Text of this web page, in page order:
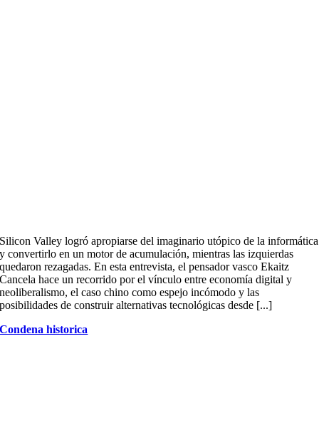
Silicon Valley logró apropiarse del imaginario utópico de la informática
y convertirlo en un motor de acumulación, mientras las izquierdas
quedaron rezagadas. En esta entrevista, el pensador vasco Ekaitz
Cancela hace un recorrido por el vínculo entre economía digital y
neoliberalismo, el caso chino como espejo incómodo y las
posibilidades de construir alternativas tecnológicas desde [...]
Condena historica